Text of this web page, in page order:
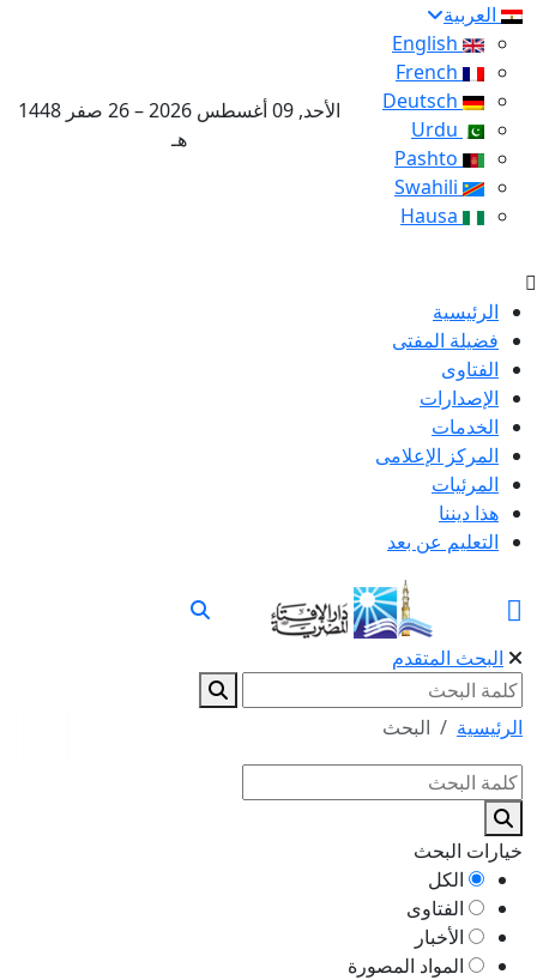
العربية
الأحد, 09 أغسطس 2026 – 26 صفر 1448
هـ
الرئيسية
فضيلة المفتى
الفتاوى
الإصدارات
الخدمات
المركز الإعلامى
المرئيات
هذا ديننا
التعليم عن بعد
البحث المتقدم
الرئيسية البحث
خيارات البحث
الكل
الفتاوى
الأخبار
المواد المصورة